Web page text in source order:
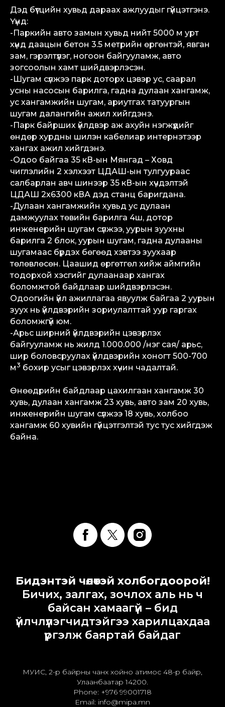
Дэд бүтцийн хувьд дараах ажлуудыг гүйцэтгэнэ.
Үүнд:
-Паркийн авто замын хувьд нийт 5000 м урт
хүнд даацын бетон 3.5 метрийн өргөнтэй, явган
зам, гэрэлтүүлэг, ногоон байгууламж, авто
зогсоолын хамт шийдвэрлэсэн.
-Шугам сүлжээ парк доторх цэвэр ус, саарал
усны насосын барилга, гадна дулаан хангамж,
ус хангамжийн шугам, ариутгах татуургын
шугам далангийн ажил хийгдэнэ.
-Парк байрших үйлдвэр аж ахуйн нэгжүүдийг
өндөр хурдны шилэн кабелиар интернэтээр
хангах ажил хийгдэнэ.
-Одоо байгаа 35 кВ-ын Мянгад – Ховд
чиглэлийн 2 хэлхээт ЦДАШ-ын тулгуураас
салбарлан авч шинээр 35 кВ-ын хүчдэлтэй
ЦДАШ 2x6300 кВА дэд станц баригдана.
-Дулаан хангамжийн хувьд ус дулаан
дамжуулах төвийн барилга 4ш, дотор
инженерийн шугам сүлжээ, уурын зуухны
барилга 2 блок, уурын шугам, гадна дулааны
шугамаас бүрдэх бөгөөд хэвтээ зуухаар
төлөвлөсөн. Цаашид өргөтгөл хийж аймгийн
тодорхой хэсгийг дулаанаар хангах
боломжтой байдлаар шийдвэрлэсэн.
Одоогийн үйл ажиллагаа явуулж байгаа 2 уурын
зуух нь үйлдвэрийн зориулалттай уур гаргах
боломжгүй юм.
-Арьс ширний үйлдвэрийн цэвэрлэх
байгууламж нь жилд 1.000.000 /нэг сая/ арьс,
шир боловсруулах үйлдвэрийн хоногт 500-700
м3 бохир усыг цэвэрлэх хүчин чадалтай.
Өнөөдрийн байдлаар цахилгаан хангамж 30
хувь, дулаан хангамж 23 хувь, авто зам 20 хувь,
инженерийн шугам сүлжээ 18 хувь, холбоо
хангамж 60 хувийн гүйцэтгэлтэй тус тус хийгдэж
байна.
Бидэнтэй чөлөөтэй холбогдоорой!
Бичих, залгах, зочлох аль нь ч
байсан хамаагүй – бид
үйлчлүүлэгчидтэйгээ харилцахдаа
үргэлж баяртай байдаг
МУИС, 2-р байрны чанх хойно атимос 48-р байр,
Улаанбаатар 14200.
Phone: +976 99001718
Email: info@mipa.mn